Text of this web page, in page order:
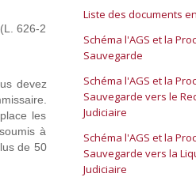
626-2
devez
les
à
de 50
Liste des documents
Schéma l'AGS et la
Sauvegarde
Schéma l'AGS et la
Sauvegarde vers le
Judiciaire
Schéma l'AGS et la
Sauvegarde vers la
Judiciaire